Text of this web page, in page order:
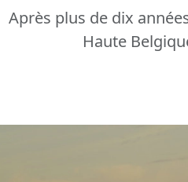
Après plus de dix
Haute